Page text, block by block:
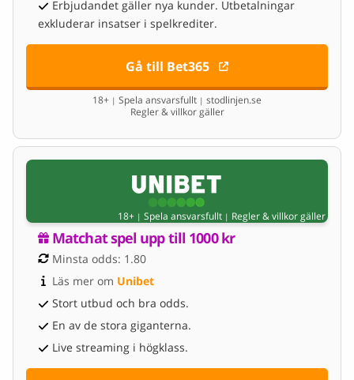
Erbjudandet gäller nya kunder. Utbetalningar
exkluderar insatser i spelkrediter.
Gå till Bet365
18+ | Spela ansvarsfullt | stodlinjen.se
Regler & villkor gäller
18+ | Spela ansvarsfullt | Regler & villkor gäller
Matchat spel upp till 1000 kr
Minsta odds: 1.80
Läs mer om Unibet
Stort utbud och bra odds.
En av de stora giganterna.
Live streaming i högklass.